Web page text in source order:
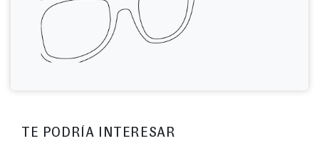
TE PODRÍA INTERESAR